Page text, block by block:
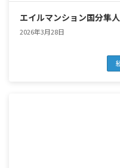
エイルマンション国分隼
2026年3月28日